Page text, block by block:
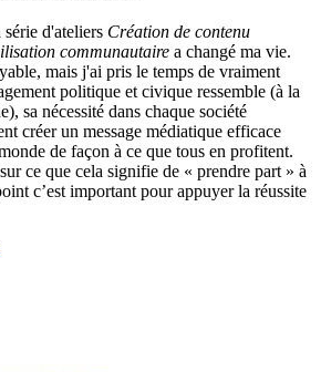
d'ateliers Création de contenu
communautaire a changé ma vie.
mais j'ai pris le temps de vraiment
politique et civique ressemble (à la
sa nécessité dans chaque société
créer un message médiatique efficace
de façon à ce que tous en profitent.
ce que cela signifie de « prendre part » à
c’est important pour appuyer la réussite